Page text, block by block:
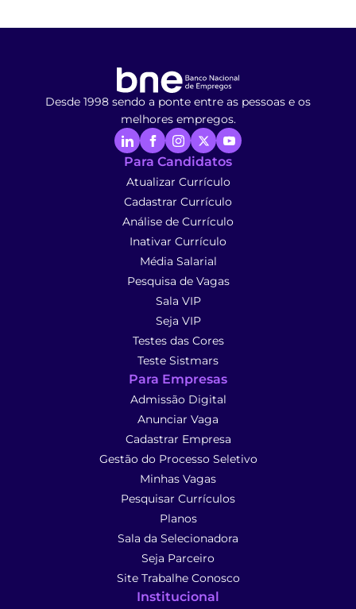
Desde 1998 sendo a ponte entre as pessoas e os
melhores empregos.
Para Candidatos
Atualizar Currículo
Cadastrar Currículo
Análise de Currículo
Inativar Currículo
Média Salarial
Pesquisa de Vagas
Sala VIP
Seja VIP
Testes das Cores
Teste Sistmars
Para Empresas
Admissão Digital
Anunciar Vaga
Cadastrar Empresa
Gestão do Processo Seletivo
Minhas Vagas
Pesquisar Currículos
Planos
Sala da Selecionadora
Seja Parceiro
Site Trabalhe Conosco
Institucional